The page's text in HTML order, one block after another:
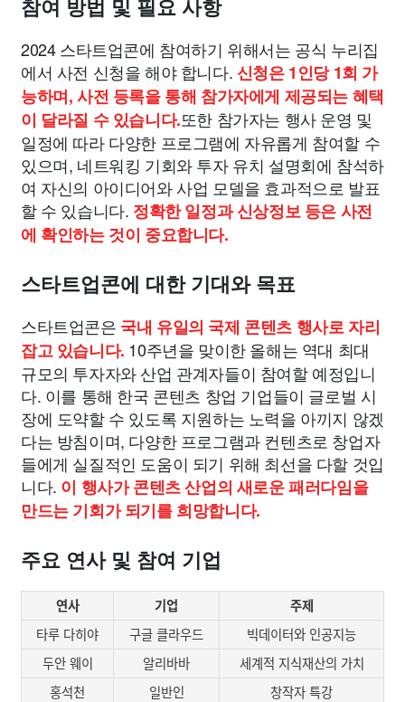
참여 방법 및 필요 사항
2024 스타트업콘에 참여하기 위해서는 공식 누리집
에서 사전 신청을 해야 합니다. 신청은 1인당 1회 가
능하며, 사전 등록을 통해 참가자에게 제공되는 혜택
이 달라질 수 있습니다.또한 참가자는 행사 운영 및
일정에 따라 다양한 프로그램에 자유롭게 참여할 수
있으며, 네트워킹 기회와 투자 유치 설명회에 참석하
여 자신의 아이디어와 사업 모델을 효과적으로 발표
할 수 있습니다. 정확한 일정과 신상정보 등은 사전
에 확인하는 것이 중요합니다.
스타트업콘에 대한 기대와 목표
스타트업콘은 국내 유일의 국제 콘텐츠 행사로 자리
잡고 있습니다. 10주년을 맞이한 올해는 역대 최대
규모의 투자자와 산업 관계자들이 참여할 예정입니
다. 이를 통해 한국 콘텐츠 창업 기업들이 글로벌 시
장에 도약할 수 있도록 지원하는 노력을 아끼지 않겠
다는 방침이며, 다양한 프로그램과 컨텐츠로 창업자
들에게 실질적인 도움이 되기 위해 최선을 다할 것입
니다. 이 행사가 콘텐츠 산업의 새로운 패러다임을
만드는 기회가 되기를 희망합니다.
주요 연사 및 참여 기업
연사 기업
주제
타루 다히야
구글 클라우드
빅데이터와 인공지능
두안 웨이
알리바바
세계적 지식재산의 가치
홍석천
일반인 창작자 특강